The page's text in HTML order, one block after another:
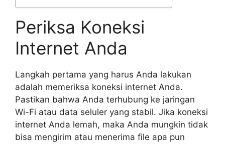
Periksa Koneksi
Internet Anda
Langkah pertama yang harus Anda lakukan
adalah memeriksa koneksi internet Anda.
Pastikan bahwa Anda terhubung ke jaringan
Wi-Fi atau data seluler yang stabil. Jika koneksi
internet Anda lemah, maka Anda mungkin tidak
bisa mengirim atau menerima file apa pun